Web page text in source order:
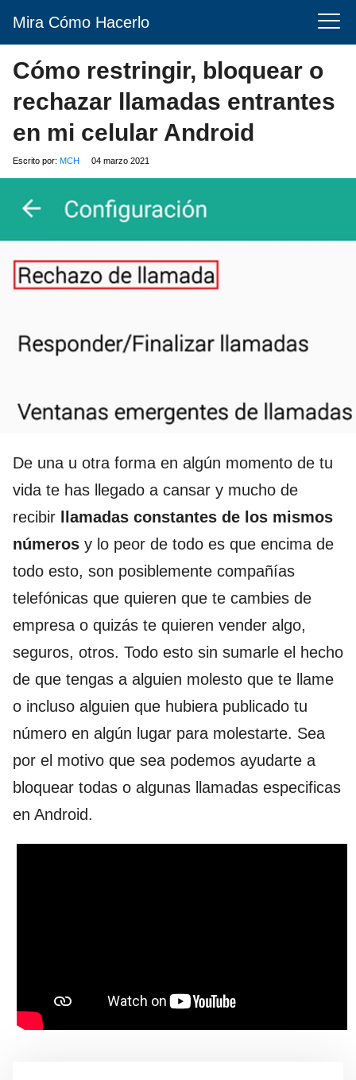
Mira Cómo Hacerlo
Cómo restringir, bloquear o
rechazar llamadas entrantes
en mi celular Android
Escrito por: MCH 04 marzo 2021
De una u otra forma en algún momento de tu
vida te has llegado a cansar y mucho de
recibir llamadas constantes de los mismos
números y lo peor de todo es que encima de
todo esto, son posiblemente compañías
telefónicas que quieren que te cambies de
empresa o quizás te quieren vender algo,
seguros, otros. Todo esto sin sumarle el hecho
de que tengas a alguien molesto que te llame
o incluso alguien que hubiera publicado tu
número en algún lugar para molestarte. Sea
por el motivo que sea podemos ayudarte a
bloquear todas o algunas llamadas especificas
en Android.